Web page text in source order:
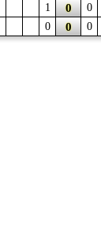
1 0 0
0 0 0